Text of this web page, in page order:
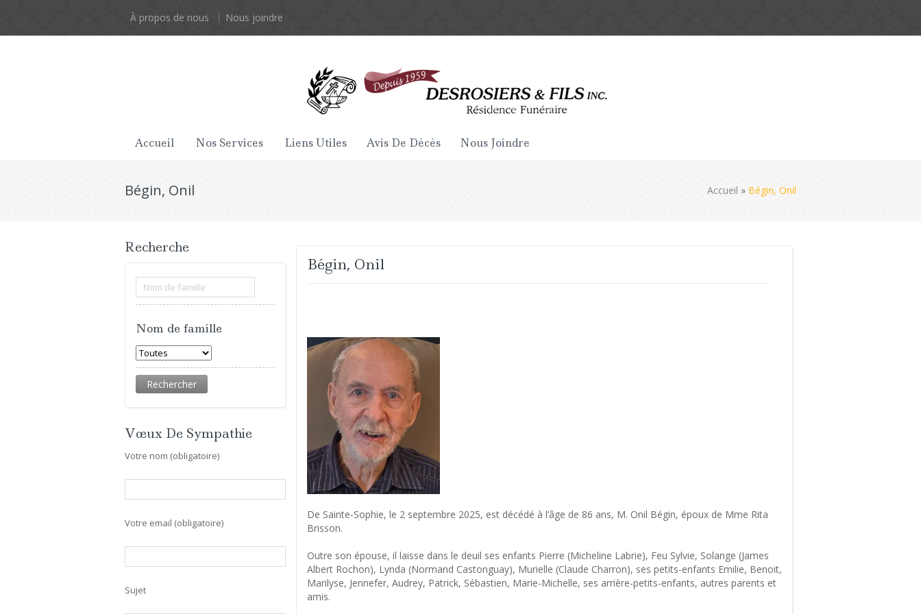
À propos de nous Nous joindre
Accueil Nos Services Liens Utiles Avis De Décès Nous Joindre
Bégin, Onil Accueil » Bégin, Onil
Bégin, Onil
De Sainte-Sophie, le 2 septembre 2025, est décédé à l’âge de 86 ans, M. Onil Bégin, époux de Mme Rita
Brisson.
Outre son épouse, il laisse dans le deuil ses enfants Pierre (Micheline Labrie), Feu Sylvie, Solange (James
Albert Rochon), Lynda (Normand Castonguay), Murielle (Claude Charron), ses petits-enfants Emilie, Benoit,
Marilyse, Jennefer, Audrey, Patrick, Sébastien, Marie-Michelle, ses arrière-petits-enfants, autres parents et
amis.
Recherche
Nom de famille
Vœux De Sympathie
Votre nom (obligatoire)
Votre email (obligatoire)
Sujet